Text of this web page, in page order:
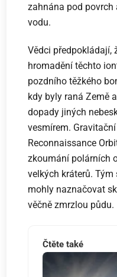
zahnána pod povrch
vodu.
Vědci předpokládají,
hromadění těchto
pozdního těžkého
kdy byly raná Země
dopady jiných
vesmírem.
Reconnaissance
zkoumání polárních
velkých kráterů.
mohly naznačovat
věčně zmrzlou půdu.
Čtěte také